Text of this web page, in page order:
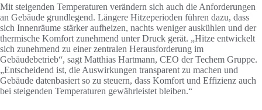
Mit steigenden Temperaturen verändern sich auch die Anforderungen
an Gebäude grundlegend. Längere Hitzeperioden führen dazu, dass
sich Innenräume stärker aufheizen, nachts weniger auskühlen und der
thermische Komfort zunehmend unter Druck gerät. „Hitze entwickelt
sich zunehmend zu einer zentralen Herausforderung im
Gebäudebetrieb“, sagt Matthias Hartmann, CEO der Techem Gruppe.
„Entscheidend ist, die Auswirkungen transparent zu machen und
Gebäude datenbasiert so zu steuern, dass Komfort und Effizienz auch
bei steigenden Temperaturen gewährleistet bleiben.“